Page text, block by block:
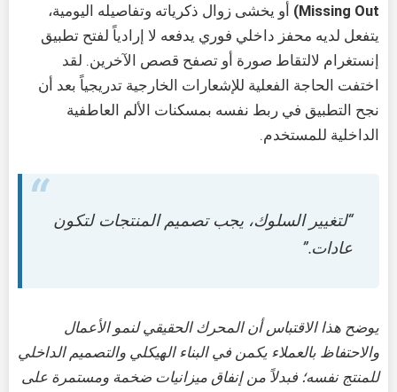
Missing Out) أو يخشى زوال ذكرياته وتفاصيله اليومية،
يتفعل لديه محفز داخلي فوري يدفعه لا إرادياً لفتح تطبيق
إنستغرام لالتقاط صورة أو تصفح قصص الآخرين. لقد
اختفت الحاجة الفعلية للإشعارات الخارجية تدريجياً بعد أن
نجح التطبيق في ربط نفسه بمسكنات الألم العاطفية
الداخلية للمستخدم.
“لتغيير السلوك، يجب تصميم المنتجات لتكون
عادات.”
يوضح هذا الاقتباس أن المحرك الحقيقي لنمو الأعمال
والاحتفاظ بالعملاء يكمن في البناء الهيكلي والتصميم الداخلي
للمنتج نفسه؛ فبدلاً من إنفاق ميزانيات ضخمة ومستمرة على